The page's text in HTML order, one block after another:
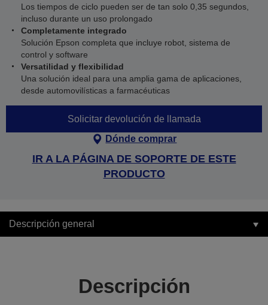
Los tiempos de ciclo pueden ser de tan solo 0,35 segundos,
incluso durante un uso prolongado
Completamente integrado
Solución Epson completa que incluye robot, sistema de
control y software
Versatilidad y flexibilidad
Una solución ideal para una amplia gama de aplicaciones,
desde automovilísticas a farmacéuticas
Solicitar devolución de llamada
Dónde comprar
IR A LA PÁGINA DE SOPORTE DE ESTE
PRODUCTO
Descripción general
Descripción